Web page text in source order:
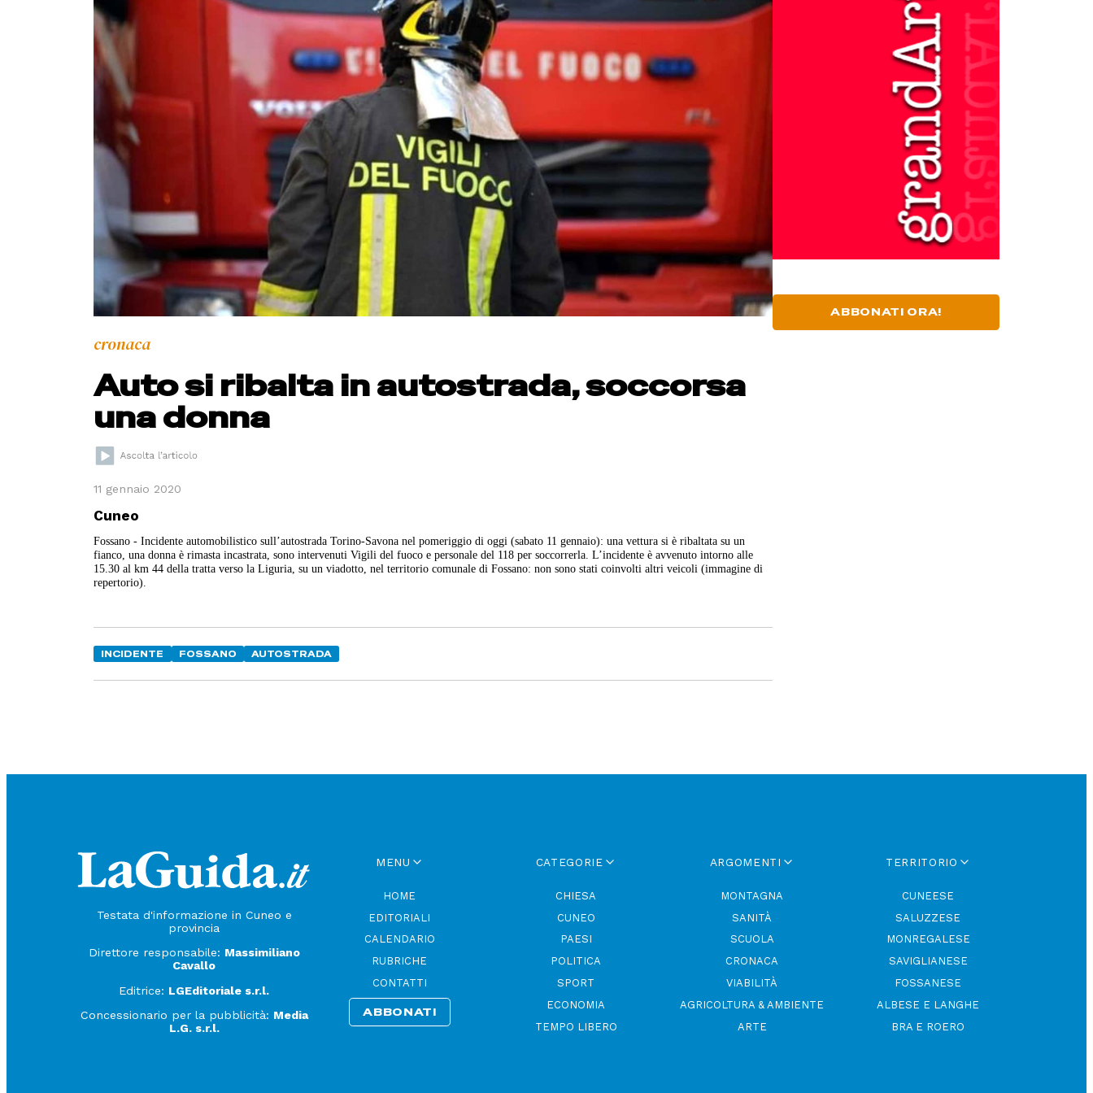
cronaca
Auto si ribalta in autostrada, soccorsa
una donna
11 gennaio 2020
Cuneo
Fossano - Incidente automobilistico sull’autostrada Torino-Savona nel pomeriggio di oggi (sabato 11 gennaio): una vettura si è ribaltata su un
fianco, una donna è rimasta incastrata, sono intervenuti Vigili del fuoco e personale del 118 per soccorrerla. L’incidente è avvenuto intorno alle
15.30 al km 44 della tratta verso la Liguria, su un viadotto, nel territorio comunale di Fossano: non sono stati coinvolti altri veicoli (immagine di
repertorio).
INCIDENTE FOSSANO AUTOSTRADA
ABBONATI ORA!
Testata d'informazione in Cuneo e
provincia
Direttore responsabile: Massimiliano
Cavallo
Editrice: LGEditoriale s.r.l.
Concessionario per la pubblicità: Media
L.G. s.r.l.
MENU
HOME
EDITORIALI
CALENDARIO
RUBRICHE
CONTATTI
ABBONATI
CATEGORIE
CHIESA
CUNEO
PAESI
POLITICA
SPORT
ECONOMIA
TEMPO LIBERO
ARGOMENTI
MONTAGNA
SANITÀ
SCUOLA
CRONACA
VIABILITÀ
AGRICOLTURA & AMBIENTE
ARTE
TERRITORIO
CUNEESE
SALUZZESE
MONREGALESE
SAVIGLIANESE
FOSSANESE
ALBESE E LANGHE
BRA E ROERO